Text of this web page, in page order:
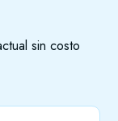
sin costo